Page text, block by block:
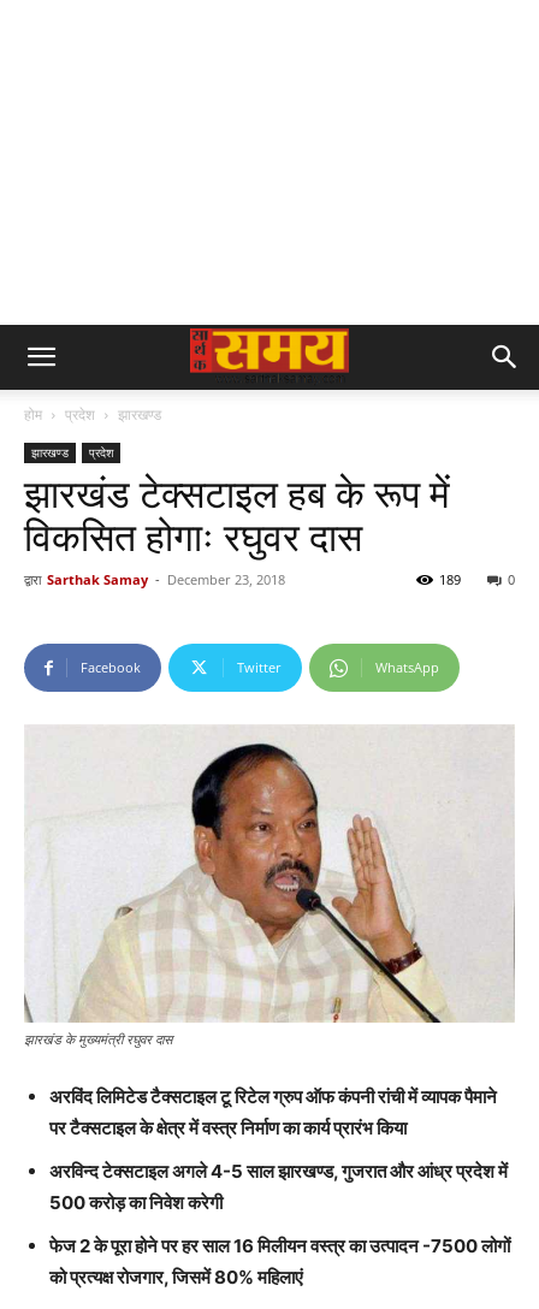
होम प्रदेश झारखण्ड
झारखण्ड प्रदेश
झारखंड टेक्सटाइल हब के रूप में
विकसित होगाः रघुवर दास
द्वारा Sarthak Samay - December 23, 2018 0
189
Facebook Twitter WhatsApp
झारखंड के मुख्यमंत्री रघुवर दास
अरविंद लिमिटेड टैक्सटाइल टू रिटेल ग्रुप ऑफ कंपनी रांची में व्यापक पैमाने
पर टैक्सटाइल के क्षेत्र में वस्त्र निर्माण का कार्य प्रारंभ किया
अरविन्द टेक्सटाइल अगले 4-5 साल झारखण्ड, गुजरात और आंध्र प्रदेश में
500 करोड़ का निवेश करेगी
फेज 2 के पूरा होने पर हर साल 16 मिलीयन वस्त्र का उत्पादन -7500 लोगों
को प्रत्यक्ष रोजगार, जिसमें 80% महिलाएं